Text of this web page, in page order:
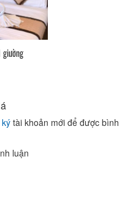
giường
tài khoản mới để được bình
luận